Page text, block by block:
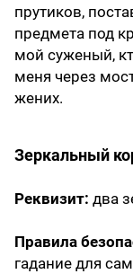
прутиков,
предмета под
мой суженый,
меня через
жених.
Зеркальный
Реквизит: два
Правила
гадание для